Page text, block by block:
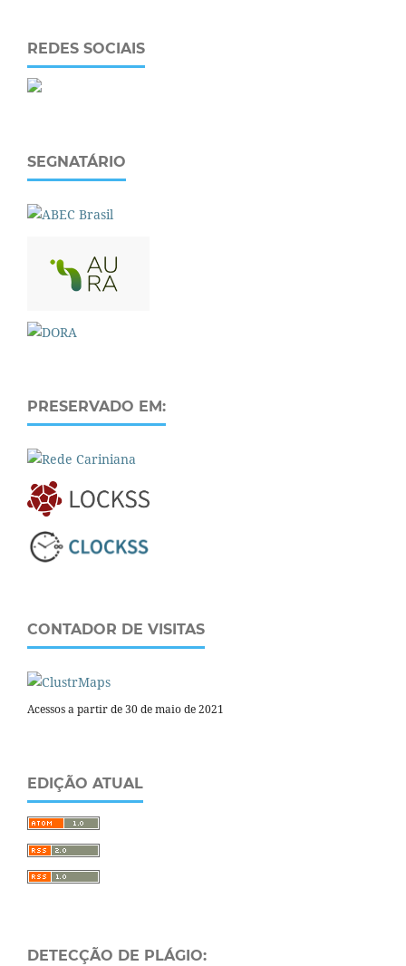
REDES SOCIAIS
SEGNATÁRIO
PRESERVADO EM:
CONTADOR DE VISITAS
Acessos a partir de 30 de maio de 2021
EDIÇÃO ATUAL
DETECÇÃO DE PLÁGIO: